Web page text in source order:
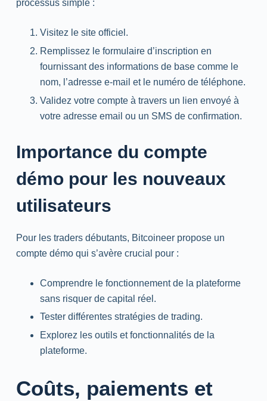
processus simple :
Visitez le site officiel.
Remplissez le formulaire d’inscription en
fournissant des informations de base comme le
nom, l’adresse e-mail et le numéro de téléphone.
Validez votre compte à travers un lien envoyé à
votre adresse email ou un SMS de confirmation.
Importance du compte
démo pour les nouveaux
utilisateurs
Pour les traders débutants, Bitcoineer propose un
compte démo qui s’avère crucial pour :
Comprendre le fonctionnement de la plateforme
sans risquer de capital réel.
Tester différentes stratégies de trading.
Explorez les outils et fonctionnalités de la
plateforme.
Coûts, paiements et